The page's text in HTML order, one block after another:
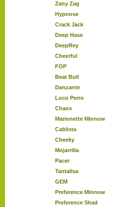
Zany Zag
Hypnose
Crack Jack
Deep Hase
DeepRey
Cheerful
FOP
Beat Bull
Danzante
Loco Perro
Chaos
Marionette Minnow
Cablista
Cheeky
Mojarrilla
Pacer
Tantalisa
GEM
Preference Minnow
Preference Shad